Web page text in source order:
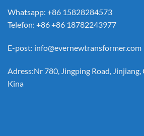
Whatsapp: +86 15828284573
Telefon: +86 +86 18782243977
E-post: info@evernewtransformer.com
Adress:Nr 780, Jingping Road, Jinjiang,
Kina